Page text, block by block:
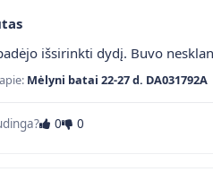
išsirinkti dydį. Buvo
Mėlyni batai 22-27 d. DA031792A
0 0